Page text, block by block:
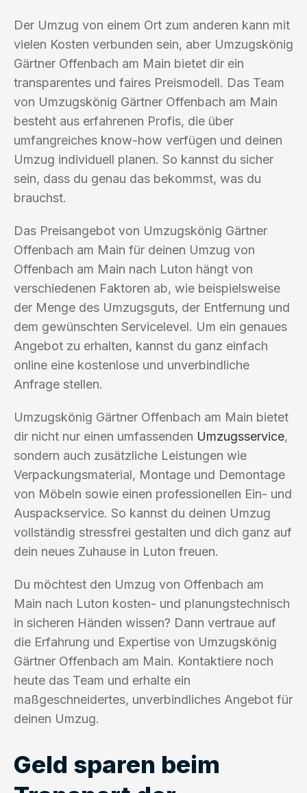
Der Umzug von einem Ort zum anderen kann mit
vielen Kosten verbunden sein, aber Umzugskönig
Gärtner Offenbach am Main bietet dir ein
transparentes und faires Preismodell. Das Team
von Umzugskönig Gärtner Offenbach am Main
besteht aus erfahrenen Profis, die über
umfangreiches know-how verfügen und deinen
Umzug individuell planen. So kannst du sicher
sein, dass du genau das bekommst, was du
brauchst.
Das Preisangebot von Umzugskönig Gärtner
Offenbach am Main für deinen Umzug von
Offenbach am Main nach Luton hängt von
verschiedenen Faktoren ab, wie beispielsweise
der Menge des Umzugsguts, der Entfernung und
dem gewünschten Servicelevel. Um ein genaues
Angebot zu erhalten, kannst du ganz einfach
online eine kostenlose und unverbindliche
Anfrage stellen.
Umzugskönig Gärtner Offenbach am Main bietet
dir nicht nur einen umfassenden Umzugsservice,
sondern auch zusätzliche Leistungen wie
Verpackungsmaterial, Montage und Demontage
von Möbeln sowie einen professionellen Ein- und
Auspackservice. So kannst du deinen Umzug
vollständig stressfrei gestalten und dich ganz auf
dein neues Zuhause in Luton freuen.
Du möchtest den Umzug von Offenbach am
Main nach Luton kosten- und planungstechnisch
in sicheren Händen wissen? Dann vertraue auf
die Erfahrung und Expertise von Umzugskönig
Gärtner Offenbach am Main. Kontaktiere noch
heute das Team und erhalte ein
maßgeschneidertes, unverbindliches Angebot für
deinen Umzug.
Geld sparen beim